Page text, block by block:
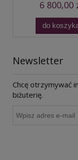
6 800,00
do
Newsletter
Chcę otrzymywać
biżuterię.